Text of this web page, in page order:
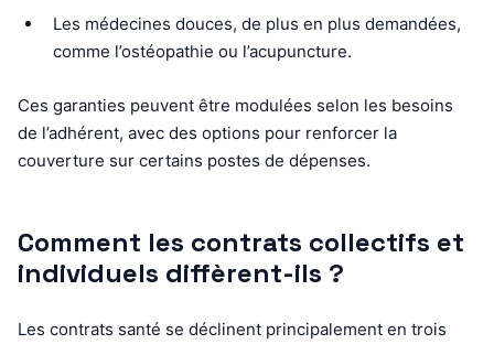
Les médecines douces, de plus en plus demandées,
comme l’ostéopathie ou l’acupuncture.
Ces garanties peuvent être modulées selon les besoins
de l’adhérent, avec des options pour renforcer la
couverture sur certains postes de dépenses.
Comment les contrats collectifs et
individuels diffèrent-ils ?
Les contrats santé se déclinent principalement en trois